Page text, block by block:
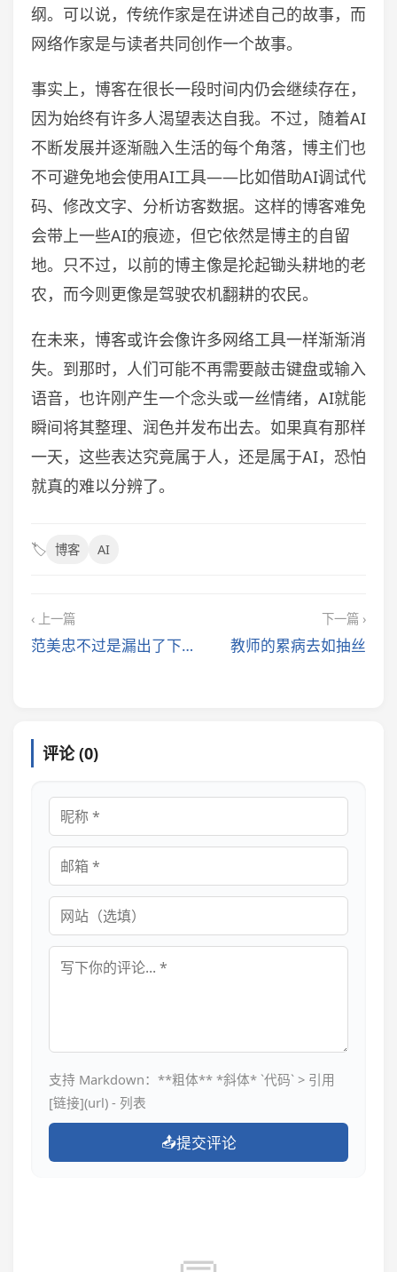
纲。可以说，传统作家是在讲述自己的故事，而
网络作家是与读者共同创作一个故事。
事实上，博客在很长一段时间内仍会继续存在，
因为始终有许多人渴望表达自我。不过，随着AI
不断发展并逐渐融入生活的每个角落，博主们也
不可避免地会使用AI工具——比如借助AI调试代
码、修改文字、分析访客数据。这样的博客难免
会带上一些AI的痕迹，但它依然是博主的自留
地。只不过，以前的博主像是抡起锄头耕地的老
农，而今则更像是驾驶农机翻耕的农民。
在未来，博客或许会像许多网络工具一样渐渐消
失。到那时，人们可能不再需要敲击键盘或输入
语音，也许刚产生一个念头或一丝情绪，AI就能
瞬间将其整理、润色并发布出去。如果真有那样
一天，这些表达究竟属于人，还是属于AI，恐怕
就真的难以分辨了。
🏷️ 博客 AI
‹ 上一篇
范美忠不过是漏出了下面的‘小’
下一篇 ›
教师的累病去如抽丝
评论 (0)
昵称
邮箱
网站
评论内容
支持 Markdown：**粗体** *斜体* `代码` > 引用
[链接](url) - 列表
📤提交评论